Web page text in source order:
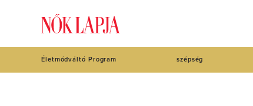
Életmódváltó Program szépség